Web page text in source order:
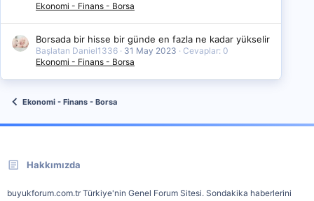
Ekonomi - Finans - Borsa
Borsada bir hisse bir günde en fazla ne kadar yükselir
Başlatan Daniel1336 31 May 2023
Cevaplar: 0
Ekonomi - Finans - Borsa
Ekonomi - Finans - Borsa
Hakkımızda
buyukforum.com.tr Türkiye'nin Genel Forum Sitesi. Sondakika haberlerini